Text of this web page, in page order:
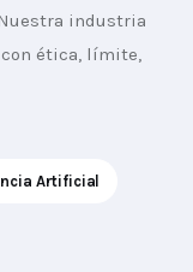
industria
ética, límite,
Artificial